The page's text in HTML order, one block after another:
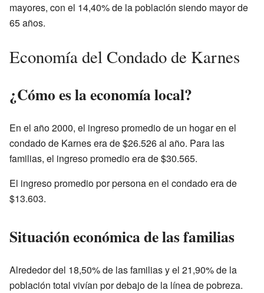
mayores, con el 14,40% de la población siendo mayor de
65 años.
Economía del Condado de Karnes
¿Cómo es la economía local?
En el año 2000, el ingreso promedio de un hogar en el
condado de Karnes era de $26.526 al año. Para las
familias, el ingreso promedio era de $30.565.
El ingreso promedio por persona en el condado era de
$13.603.
Situación económica de las familias
Alrededor del 18,50% de las familias y el 21,90% de la
población total vivían por debajo de la línea de pobreza.